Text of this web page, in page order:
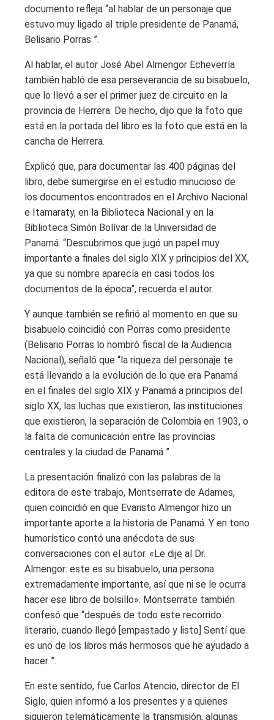
documento refleja “al hablar de un personaje que
estuvo muy ligado al triple presidente de Panamá,
Belisario Porras ”.
Al hablar, el autor José Abel Almengor Echeverría
también habló de esa perseverancia de su bisabuelo,
que lo llevó a ser el primer juez de circuito en la
provincia de Herrera. De hecho, dijo que la foto que
está en la portada del libro es la foto que está en la
cancha de Herrera.
Explicó que, para documentar las 400 páginas del
libro, debe sumergirse en el estudio minucioso de
los documentos encontrados en el Archivo Nacional
e Itamaraty, en la Biblioteca Nacional y en la
Biblioteca Simón Bolívar de la Universidad de
Panamá. “Descubrimos que jugó un papel muy
importante a finales del siglo XIX y principios del XX,
ya que su nombre aparecía en casi todos los
documentos de la época”, recuerda el autor.
Y aunque también se refirió al momento en que su
bisabuelo coincidió con Porras como presidente
(Belisario Porras lo nombró fiscal de la Audiencia
Nacional), señaló que “la riqueza del personaje te
está llevando a la evolución de lo que era Panamá
en el finales del siglo XIX y Panamá a principios del
siglo XX, las luchas que existieron, las instituciones
que existieron, la separación de Colombia en 1903, o
la falta de comunicación entre las provincias
centrales y la ciudad de Panamá ”.
La presentación finalizó con las palabras de la
editora de este trabajo, Montserrate de Adames,
quien coincidió en que Evaristo Almengor hizo un
importante aporte a la historia de Panamá. Y en tono
humorístico contó una anécdota de sus
conversaciones con el autor. «Le dije al Dr.
Almengor: este es su bisabuelo, una persona
extremadamente importante, así que ni se le ocurra
hacer ese libro de bolsillo». Montserrate también
confesó que “después de todo este recorrido
literario, cuando llegó [empastado y listo] Sentí que
es uno de los libros más hermosos que he ayudado a
hacer ”.
En este sentido, fue Carlos Atencio, director de El
Siglo, quien informó a los presentes y a quienes
siguieron telemáticamente la transmisión, algunas